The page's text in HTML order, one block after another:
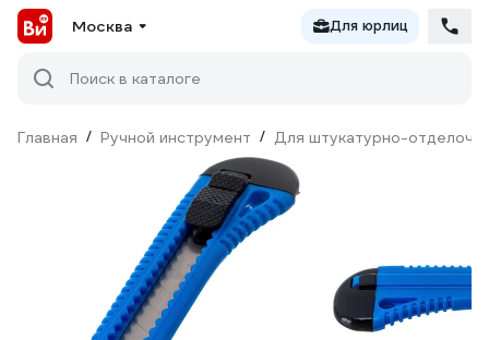
Москва Для юрлиц
Поиск в каталоге
Главная / Ручной инструмент / Для штукатурно-